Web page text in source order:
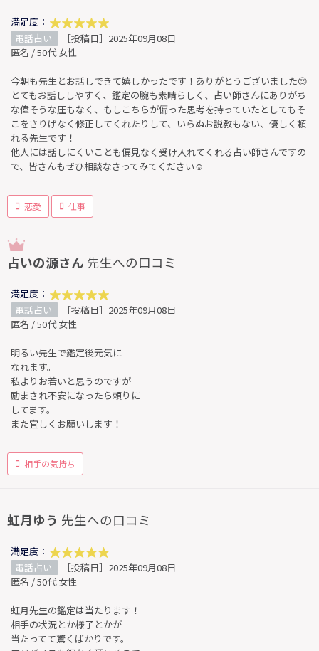
満足度：
電話占い
［投稿日］2025年09月08日
匿名 / 50代 女性
今朝も先生とお話しできて嬉しかったです！ありがとうございました😍
とてもお話ししやすく、鑑定の腕も素晴らしく、占い師さんにありがち
な偉そうな圧もなく、もしこちらが偏った思考を持っていたとしてもそ
こをさりげなく修正してくれたりして、いらぬお説教もない、優しく頼
れる先生です！
他人には話しにくいことも偏見なく受け入れてくれる占い師さんですの
で、皆さんもぜひ相談なさってみてください☺️
恋愛 仕事
占いの源さん 先生への口コミ
満足度：
電話占い
［投稿日］2025年09月08日
匿名 / 50代 女性
明るい先生で鑑定後元気に
なれます。
私よりお若いと思うのですが
励まされ不安になったら頼りに
してます。
また宜しくお願いします！
相手の気持ち
虹月ゆう 先生への口コミ
満足度：
電話占い
［投稿日］2025年09月08日
匿名 / 50代 女性
虹月先生の鑑定は当たります！
相手の状況とか様子とかが
当たってて驚くばかりです。